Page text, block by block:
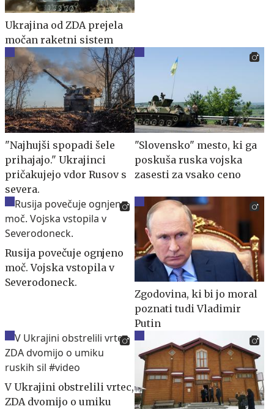
Ukrajina od ZDA prejela
močan raketni sistem
"Najhujši spopadi šele
prihajajo." Ukrajinci
pričakujejo vdor Rusov s
severa.
"Slovensko" mesto, ki ga
poskuša ruska vojska
zasesti za vsako ceno
Rusija povečuje ognjeno
moč. Vojska vstopila v
Severodoneck.
Zgodovina, ki bi jo moral
poznati tudi Vladimir
Putin
V Ukrajini obstrelili vrtec,
ZDA dvomijo o umiku